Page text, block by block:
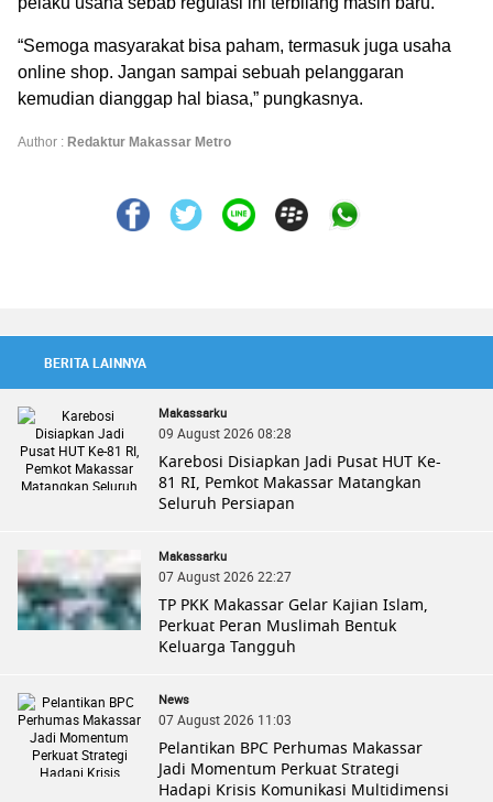
“Semoga masyarakat bisa paham, termasuk juga usaha
online shop. Jangan sampai sebuah pelanggaran
kemudian dianggap hal biasa,” pungkasnya.
Author : Redaktur Makassar Metro
BERITA LAINNYA
Makassarku
09 August 2026 08:28
Karebosi Disiapkan Jadi Pusat HUT Ke-
81 RI, Pemkot Makassar Matangkan
Seluruh Persiapan
Makassarku
07 August 2026 22:27
TP PKK Makassar Gelar Kajian Islam,
Perkuat Peran Muslimah Bentuk
Keluarga Tangguh
News
07 August 2026 11:03
Pelantikan BPC Perhumas Makassar
Jadi Momentum Perkuat Strategi
Hadapi Krisis Komunikasi Multidimensi